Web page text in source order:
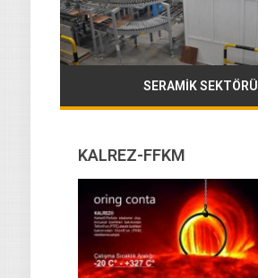
SERAMİK SEKTÖRÜ
KALREZ-FFKM